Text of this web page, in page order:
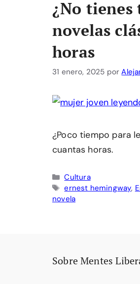
¿No tienes
novelas
horas
31 enero, 2025 por
¿Poco tiempo para
cuantas horas.
Categorías
Cultura
Etiquetas
ernest hemingway,
novela
Sobre Mentes